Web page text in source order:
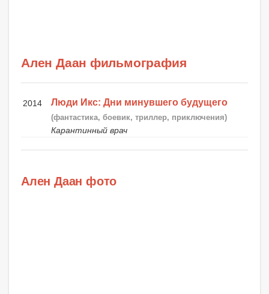
Ален Даан фильмография
2014 Люди Икс: Дни минувшего будущего
(фантастика, боевик, триллер, приключения)
Карантинный врач
Ален Даан фото